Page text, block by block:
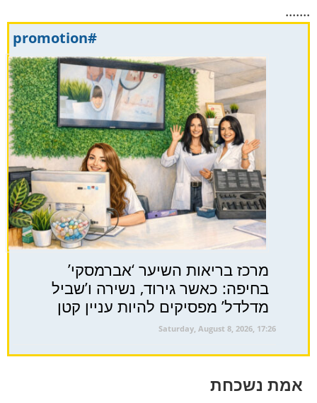
.......
#promotion
מרכז בריאות השיער ‘אברמסקי’
בחיפה: כאשר גירוד, נשירה ו’שביל
מדלדל’ מפסיקים להיות עניין קטן
Saturday, August 8, 2026, 17:26
אמת נשכחת